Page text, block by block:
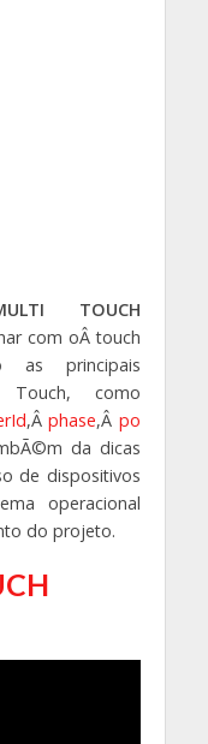
TOUCH
com oÂ touch
as principais
Touch, como
,Âphase,Â po
da dicas
de dispositivos
operacional
do projeto.